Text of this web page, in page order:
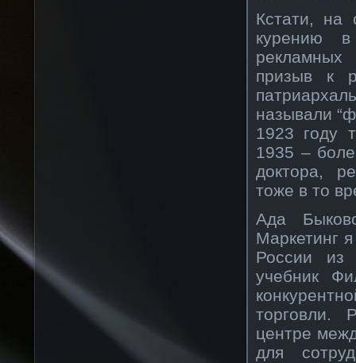
Кстати, на
курению
рекламных
призыв к
называли
1923 году
1935 –
доктора,
тоже в то
Ада
Маркетинг
России из
учебник
торговли.
центре
для